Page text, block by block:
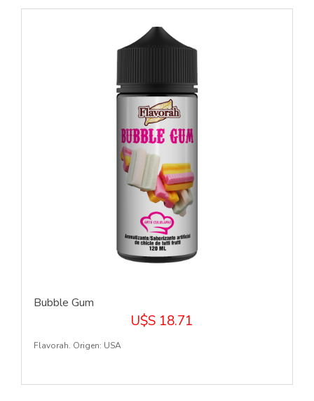
Bubble Gum
U$S 18.71
Flavorah. Origen: USA